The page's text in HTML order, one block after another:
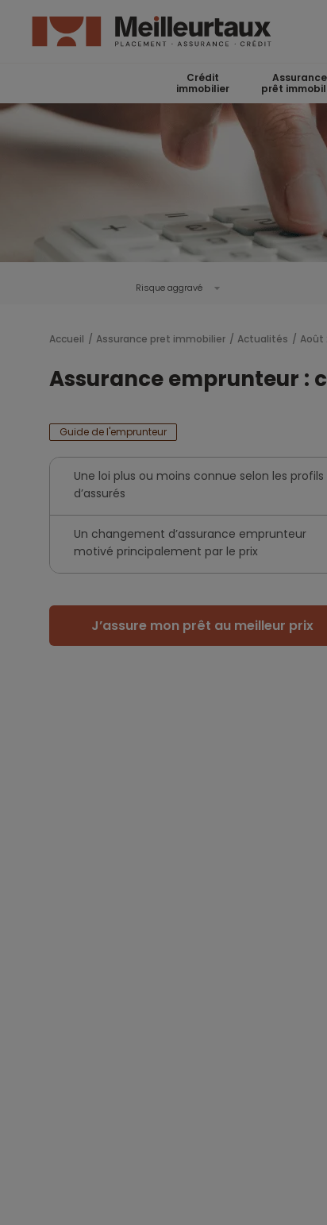
Crédit
immobilier
Assurance
prêt
Risque aggravé
Accueil Assurance pret immobilier Actualités Août
Assurance emprunteur :
Guide de l'emprunteur
Une loi plus ou moins connue selon les profils
d’assurés
Un changement d’assurance emprunteur
motivé principalement par le prix
J’assure mon prêt au meilleur prix